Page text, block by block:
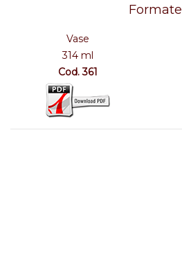
Formate
Vase
314 ml
Cod. 361